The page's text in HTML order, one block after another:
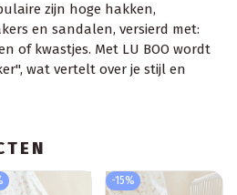
zijn hoge hakken,
en sandalen, versierd met:
of kwastjes. Met LU BOO wordt
wat vertelt over je stijl en
-15%